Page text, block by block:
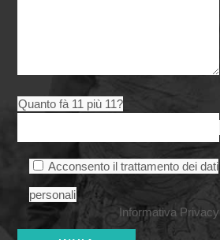
Quanto fà 11 più 11?
Acconsento il trattamento dei dati
personali
Informativa Privacy